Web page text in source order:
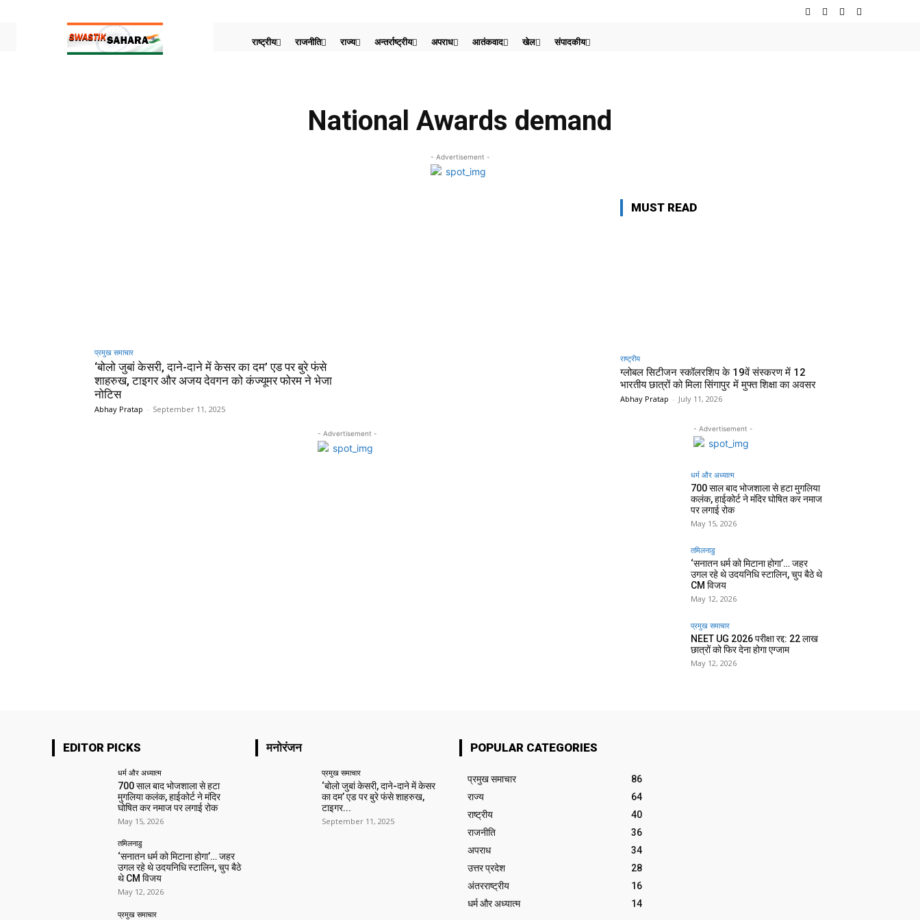
राष्ट्रीय राजनीति राज्य अन्तर्राष्ट्रीय अपराध आतंकवाद खेल संपादकीय
National Awards demand
- Advertisement -
प्रमुख समाचार‎
‘बोलो जुबां केसरी, दाने-दाने में केसर का दम’ एड पर बुरे फंसे
शाहरुख, टाइगर और अजय देवगन को कंज्यूमर फोरम ने भेजा
नोटिस
Abhay Pratap - September 11, 2025
- Advertisement -
MUST READ
राष्ट्रीय
ग्लोबल सिटीजन स्कॉलरशिप के 19वें संस्करण में 12
भारतीय छात्रों को मिला सिंगापुर में मुफ्त शिक्षा का अवसर
Abhay Pratap - July 11, 2026
- Advertisement -
धर्म और अध्यात्म
700 साल बाद भोजशाला से हटा मुगलिया
कलंक, हाईकोर्ट ने मंदिर घोषित कर नमाज
पर लगाई रोक
May 15, 2026
तमिलनाडु
‘सनातन धर्म को मिटाना होगा’… जहर
उगल रहे थे उदयनिधि स्टालिन, चुप बैठे थे
CM विजय
May 12, 2026
प्रमुख समाचार‎
NEET UG 2026 परीक्षा रद्द: 22 लाख
छात्रों को फिर देना होगा एग्जाम
May 12, 2026
EDITOR PICKS
धर्म और अध्यात्म
700 साल बाद भोजशाला से हटा
मुगलिया कलंक, हाईकोर्ट ने मंदिर
घोषित कर नमाज पर लगाई रोक
May 15, 2026
तमिलनाडु
‘सनातन धर्म को मिटाना होगा’… जहर
उगल रहे थे उदयनिधि स्टालिन, चुप बैठे
थे CM विजय
May 12, 2026
प्रमुख समाचार‎
मनोरंजन
प्रमुख समाचार‎
‘बोलो जुबां केसरी, दाने-दाने में केसर
का दम’ एड पर बुरे फंसे शाहरुख,
टाइगर...
September 11, 2025
POPULAR CATEGORIES
प्रमुख समाचार‎
86
राज्य
64
राष्ट्रीय
40
राजनीति
36
अपराध
34
उत्तर प्रदेश
28
अंतरराष्ट्रीय
16
धर्म और अध्यात्म
14